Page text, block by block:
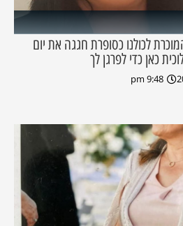
לכולנו כסופרת חגגה את יום
כאן כדי לפרגן לך
9:48 pm